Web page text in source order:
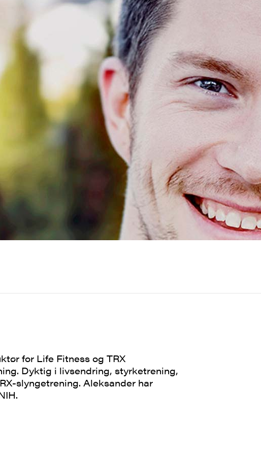
for Life Fitness og TRX
Dyktig i livsendring, styrketrening,
slyngetrening. Aleksander har